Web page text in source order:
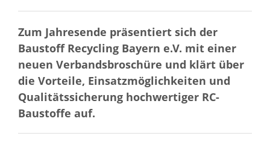
Zum Jahresende präsentiert sich der
Baustoff Recycling Bayern e.V. mit einer
neuen Verbandsbroschüre und klärt über
die Vorteile, Einsatzmöglichkeiten und
Qualitätssicherung hochwertiger RC-
Baustoffe auf.